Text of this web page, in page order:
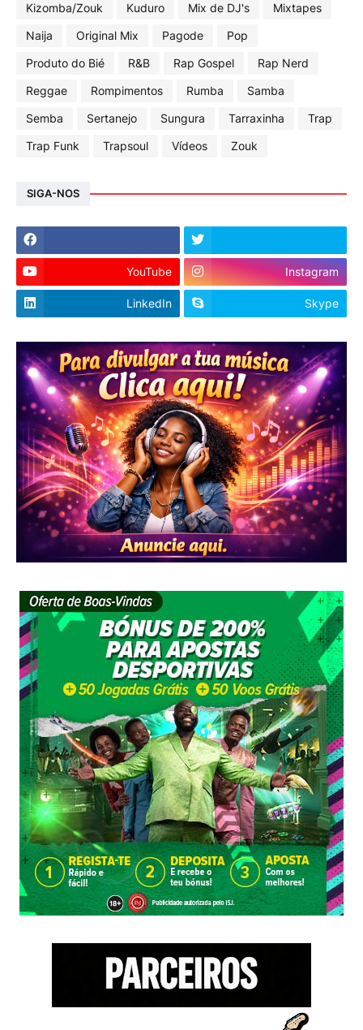
Kizomba/Zouk
Kuduro Mix de DJ's
Mixtapes
Naija
Original Mix Pagode
Pop
Produto do Bié
R&B Rap Gospel
Rap Nerd
Reggae
Rompimentos Rumba
Samba
Semba
Sertanejo Sungura Tarraxinha
Trap
Trap Funk
Trapsoul Vídeos Zouk
SIGA-NOS
YouTube Instagram
LinkedIn Skype